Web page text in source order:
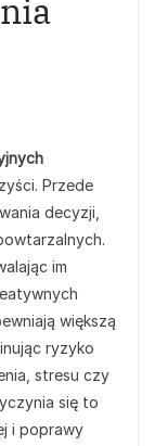
Przede
decyzji,
im
większą
ryzyko
stresu czy
się to
i poprawy